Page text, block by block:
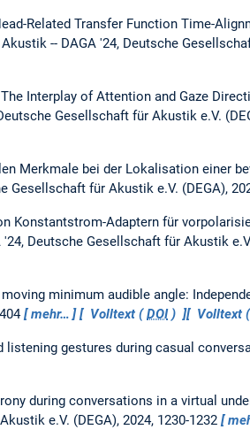
Related Transfer Function Time-
-- DAGA '24, Deutsche
The Interplay of Attention and Gaze
Gesellschaft für Akustik e.V.
Merkmale bei der Lokalisation einer
Gesellschaft für Akustik e.V. (DEGA),
Konstantstrom-Adaptern für
Deutsche Gesellschaft für Akustik
minimum audible angle:
mehr… Volltext (DOI) Volltext
listening gestures during casual
during conversations in a virtual
e.V. (DEGA), 2024, 1230-1232